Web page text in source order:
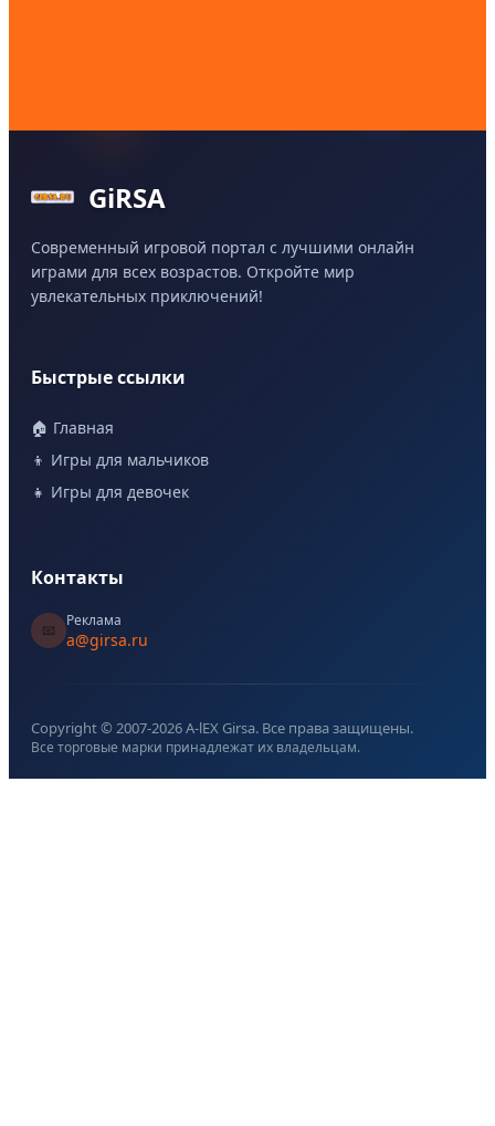
GiRSA
Современный игровой портал с лучшими онлайн
играми для всех возрастов. Откройте мир
увлекательных приключений!
Быстрые ссылки
🏠 Главная
👦 Игры для мальчиков
👧 Игры для девочек
Контакты
📧
Реклама
a@girsa.ru
Copyright © 2007-2026A-lEX Girsa. Все права защищены.
Все торговые марки принадлежат их владельцам.